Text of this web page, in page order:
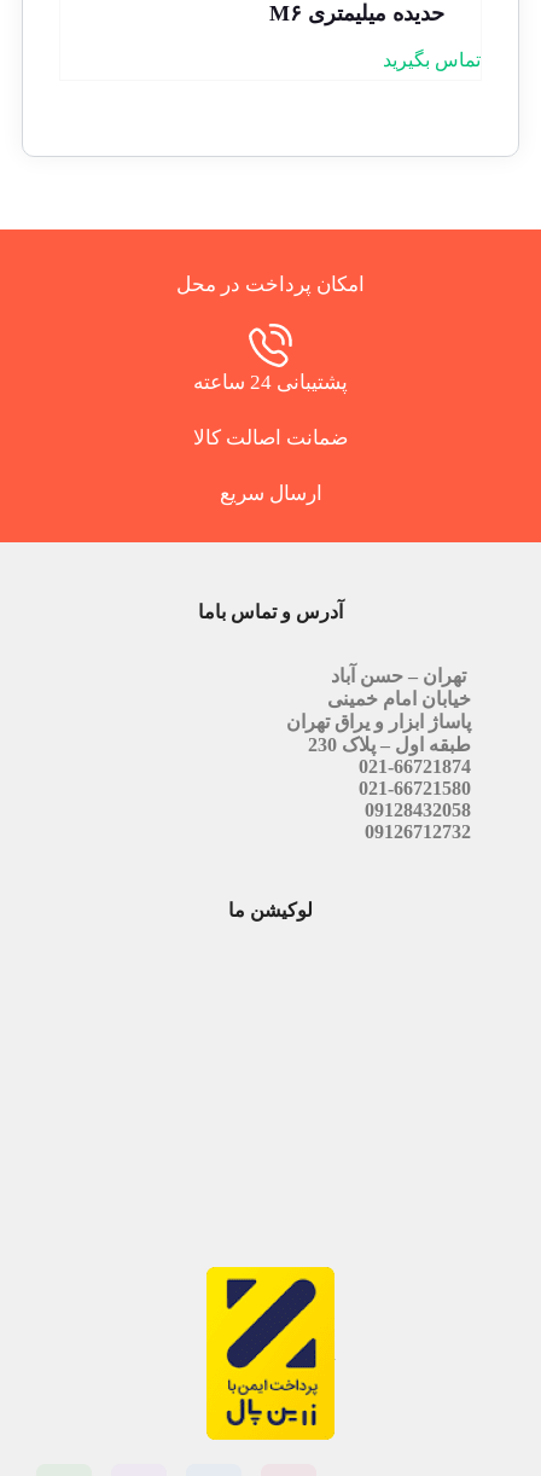
حدیده میلیمتری M۶
تماس بگیرید
امکان پرداخت در محل
پشتیبانی 24 ساعته
ضمانت اصالت کالا
ارسال سریع
آدرس و تماس باما
تهران – حسن آباد
خیابان امام خمینی
پاساژ ابزار و یراق تهران
طبقه اول – پلاک 230
021-66721874
021-66721580
09128432058
09126712732
لوکیشن ما